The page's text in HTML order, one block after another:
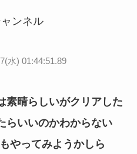
ンネル
水) 01:44:51.89
素晴らしいがクリアした
らいいのかわからない
やってみようかしら